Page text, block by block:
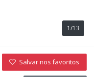
1/13
Salvar nos favoritos